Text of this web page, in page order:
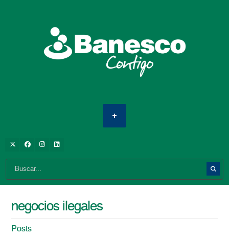
negocios ilegales
Posts